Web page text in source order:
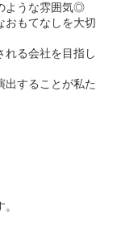
ような雰囲気◎
おもてなしを大切
れる会社を目指し
出することが私た